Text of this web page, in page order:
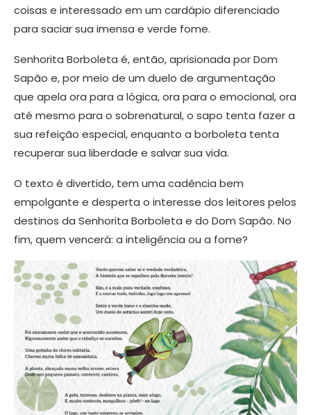
coisas e interessado em um cardápio diferenciado
para saciar sua imensa e verde fome.
Senhorita Borboleta é, então, aprisionada por Dom
Sapão e, por meio de um duelo de argumentação
que apela ora para a lógica, ora para o emocional, ora
até mesmo para o sobrenatural, o sapo tenta fazer a
sua refeição especial, enquanto a borboleta tenta
recuperar sua liberdade e salvar sua vida.
O texto é divertido, tem uma cadência bem
empolgante e desperta o interesse dos leitores pelos
destinos da Senhorita Borboleta e do Dom Sapão. No
fim, quem vencerá: a inteligência ou a fome?